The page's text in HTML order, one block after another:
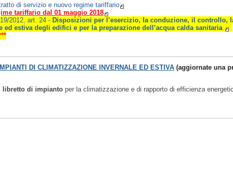
di servizio e nuovo regime tariffario
tariffario dal 01 maggio 2018
2012, art. 24 - Disposizioni per l’esercizio, la conduzione, il controllo,
estiva degli edifici e per la preparazione dell’acqua calda sanitaria
DI CLIMATIZZAZIONE INVERNALE ED ESTIVA (aggiornate una
libretto di impianto per la climatizzazione e di rapporto di efficienza